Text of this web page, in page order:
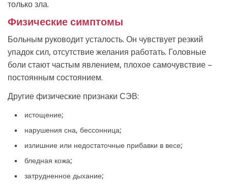
только зла.
Физические симптомы
Больным руководит усталость. Он чувствует резкий
упадок сил, отсутствие желания работать. Головные
боли стают частым явлением, плохое самочувствие –
постоянным состоянием.
Другие физические признаки СЭВ:
истощение;
нарушения сна, бессонница;
излишние или недостаточные прибавки в весе;
бледная кожа;
затрудненное дыхание;